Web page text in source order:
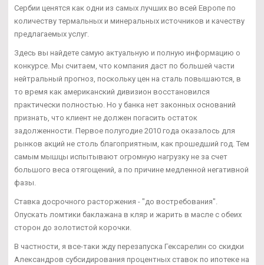
Сербии ценятся как одни из самых лучших во всей Европе по
количеству термальных и минеральных источников и качеству
предлагаемых услуг.
Здесь вы найдете самую актуальную и полную информацию о
конкурсе. Мы считаем, что компания даст по большей части
нейтральный прогноз, поскольку цен на сталь повышаются, в
то время как американский дивизион восстановился
практически полностью. Но у банка нет законных оснований
признать, что клиент не должен погасить остаток
задолженности. Первое полугодие 2010 года оказалось для
рынков акций не столь благоприятным, как прошедший год. Тем
самым мышцы испытывают огромную нагрузку не за счет
большого веса отягощений, а по причине медленной негативной
фазы.
Ставка досрочного расторжения - "до востребования".
Опускать ломтики баклажана в кляр и жарить в масле с обеих
сторон до золотистой корочки.
В частности, я все-таки жду перезапуска Гексарелин со скидки
Александров субсидирования процентных ставок по ипотеке на